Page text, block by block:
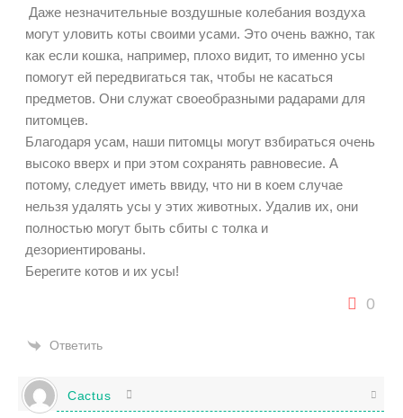
Даже незначительные воздушные колебания воздуха
могут уловить коты своими усами. Это очень важно, так
как если кошка, например, плохо видит, то именно усы
помогут ей передвигаться так, чтобы не касаться
предметов. Они служат своеобразными радарами для
питомцев.
Благодаря усам, наши питомцы могут взбираться очень
высоко вверх и при этом сохранять равновесие. А
потому, следует иметь ввиду, что ни в коем случае
нельзя удалять усы у этих животных. Удалив их, они
полностью могут быть сбиты с толка и
дезориентированы.
Берегите котов и их усы!
0
Ответить
Cactus